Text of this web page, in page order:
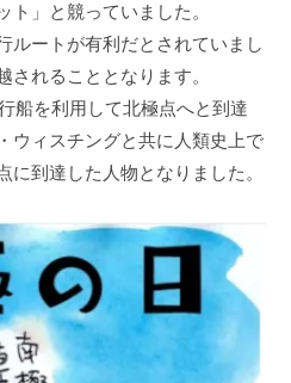
」と競っていました。
ルートが有利だとされていまし
されることとなります。
船を利用して北極点へと到達
ウィスチングと共に人類史上で
到達した人物となりました。